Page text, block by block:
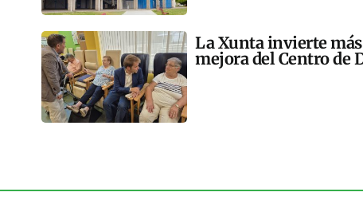
La Xunta invierte más
mejora del Centro de